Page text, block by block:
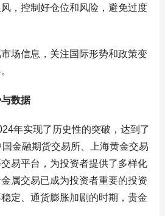
，控制好仓位和风险，避免过度
场信息，关注国际形势和政策变
数据
年实现了历史性的突破，达到了
金融期货交易所、上海黄金交易
易平台，为投资者提供了多样化
属交易已成为投资者重要的投资
定、通货膨胀加剧的时期，贵金